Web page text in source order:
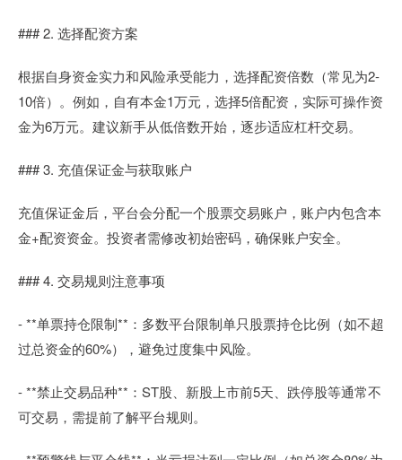
### 2. 选择配资方案
根据自身资金实力和风险承受能力，选择配资倍数（常见为2-
10倍）。例如，自有本金1万元，选择5倍配资，实际可操作资
金为6万元。建议新手从低倍数开始，逐步适应杠杆交易。
### 3. 充值保证金与获取账户
充值保证金后，平台会分配一个股票交易账户，账户内包含本
金+配资资金。投资者需修改初始密码，确保账户安全。
### 4. 交易规则注意事项
- **单票持仓限制**：多数平台限制单只股票持仓比例（如不超
过总资金的60%），避免过度集中风险。
- **禁止交易品种**：ST股、新股上市前5天、跌停股等通常不
可交易，需提前了解平台规则。